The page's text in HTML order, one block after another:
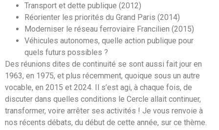
Transport et dette publique (2012)
Réorienter les priorités du Grand Paris (2014)
Moderniser le réseau ferroviaire Francilien (2015)
Véhicules autonomes, quelle action publique pour
quels futurs possibles ?
Des réunions dites de continuité se sont aussi fait jour en
1963, en 1975, et plus récemment, quoique sous un autre
vocable, en 2015 et 2024. Il s’est agi, à chaque fois, de
discuter dans quelles conditions le Cercle allait continuer,
transformer, voire arrêter ses activités ! Je vous renvoie à
nos récents débats, du début de cette année, sur ce thème.